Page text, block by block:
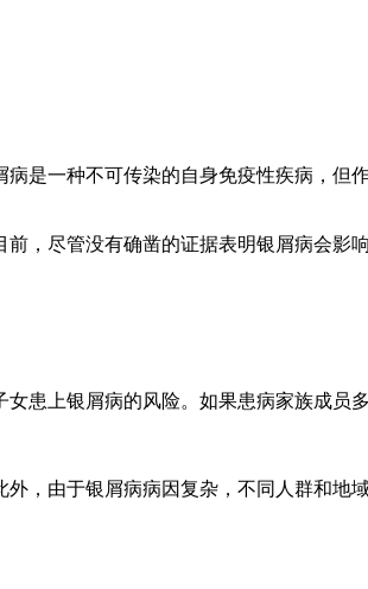
是一种不可传染的自身免疫性疾病，但
，尽管没有确凿的证据表明银屑病会影
患上银屑病的风险。如果患病家族成员
，由于银屑病病因复杂，不同人群和地